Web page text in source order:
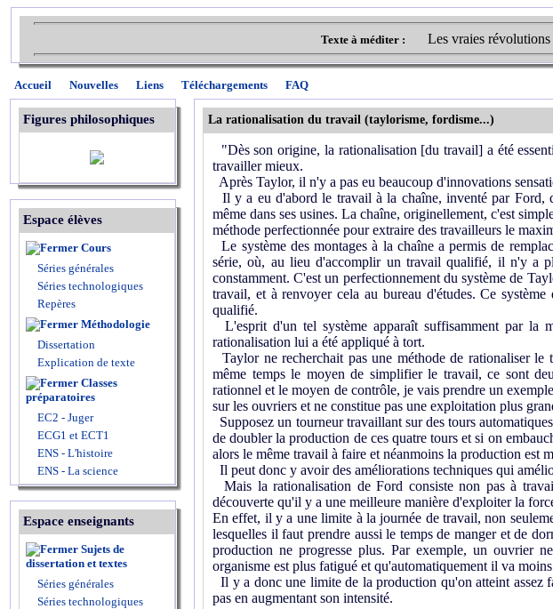
Texte à méditer : Les vraies révolutions
Accueil Nouvelles Liens Téléchargements FAQ
Figures philosophiques
Espace élèves
Cours
Séries générales
Séries technologiques
Repères
Méthodologie
Dissertation
Explication de texte
Classes
préparatoires
EC2 - Juger
ECG1 et ECT1
ENS - L'histoire
ENS - La science
Espace enseignants
Sujets de
dissertation et textes
Séries générales
Séries technologiques
La rationalisation du travail (taylorisme, fordisme...)
"Dès son origine, la rationalisation [du travail] a été
travailler mieux.
Après Taylor, il n'y a pas eu beaucoup d'innovations
Il y a eu d'abord le travail à la chaîne, inventé par Ford,
même dans ses usines. La chaîne, originellement, c'est
méthode perfectionnée pour extraire des travailleurs le
Le système des montages à la chaîne a permis de
série, où, au lieu d'accomplir un travail qualifié, il n'y a
constamment. C'est un perfectionnement du système de
travail, et à renvoyer cela au bureau d'études. Ce
qualifié.
L'esprit d'un tel système apparaît suffisamment par
rationalisation lui a été appliqué à tort.
Taylor ne recherchait pas une méthode de rationaliser
même temps le moyen de simplifier le travail, ce sont
rationnel et le moyen de contrôle, je vais prendre un
sur les ouvriers et ne constitue pas une exploitation plus
Supposez un tourneur travaillant sur des tours
de doubler la production de ces quatre tours et si on
alors le même travail à faire et néanmoins la production est
Il peut donc y avoir des améliorations techniques qui
Mais la rationalisation de Ford consiste non pas à
découverte qu'il y a une meilleure manière d'exploiter la
En effet, il y a une limite à la journée de travail, non
lesquelles il faut prendre aussi le temps de manger et de
production ne progresse plus. Par exemple, un ouvrier
organisme est plus fatigué et qu'automatiquement il va
Il y a donc une limite de la production qu'on atteint assez
pas en augmentant son intensité.